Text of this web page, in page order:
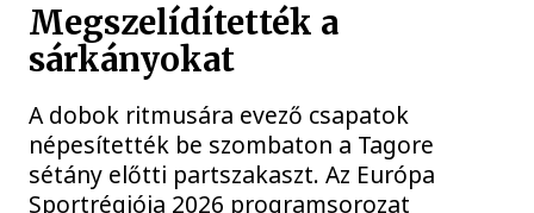
Megszelídítették a
sárkányokat
A dobok ritmusára evező csapatok
népesítették be szombaton a Tagore
sétány előtti partszakaszt. Az Európa
Sportrégiója 2026 programsorozat